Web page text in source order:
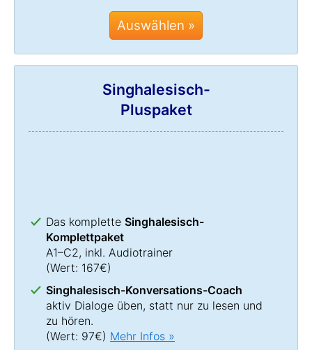
Auswählen »
Singhalesisch-
Pluspaket
Das komplette Singhalesisch-
Komplettpaket
A1–C2, inkl. Audiotrainer
(Wert: 167€)
Singhalesisch-Konversations-Coach
aktiv Dialoge üben, statt nur zu lesen und
zu hören.
(Wert: 97€) Mehr Infos »